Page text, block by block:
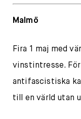
Malmö
Fira 1 maj med
vinstintresse.
antifascistiska
till en värld utan